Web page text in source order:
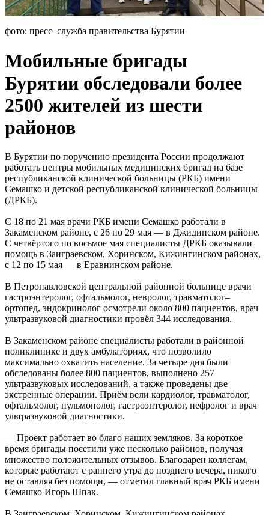
фото: пресс–служба правительства Бурятии
Мобильные бригады
Бурятии обследовали более
2500 жителей из шести
районов
В Бурятии по поручению президента России продолжают
работать центры мобильных медицинских бригад на базе
республиканской клинической больницы (РКБ) имени
Семашко и детской республиканской клинической больницы
(ДРКБ).
С 18 по 21 мая врачи РКБ имени Семашко работали в
Закаменском районе, с 26 по 29 мая — в Джидинском районе.
С четвёртого по восьмое мая специалисты ДРКБ оказывали
помощь в Заиграевском, Хоринском, Кижингинском районах,
с 12 по 15 мая — в Еравнинском районе.
В Петропавловской центральной районной больнице врачи
гастроэнтеролог, офтальмолог, невролог, травматолог–
ортопед, эндокринолог осмотрели около 800 пациентов, врач
ультразвуковой диагностики провёл 344 исследования.
В Закаменском районе специалисты работали в районной
поликлинике и двух амбулаториях, что позволило
максимально охватить население. За четыре дня были
обследованы более 800 пациентов, выполнено 257
ультразвуковых исследований, а также проведены две
экстренные операции. Приём вели кардиолог, травматолог,
офтальмолог, пульмонолог, гастроэнтеролог, нефролог и врач
ультразвуковой диагностики.
— Проект работает во благо наших земляков. За короткое
время бригады посетили уже несколько районов, получая
множество положительных отзывов. Благодарен коллегам,
которые работают с раннего утра до позднего вечера, никого
не оставляя без помощи, — отметил главный врач РКБ имени
Семашко Игорь Шпак.